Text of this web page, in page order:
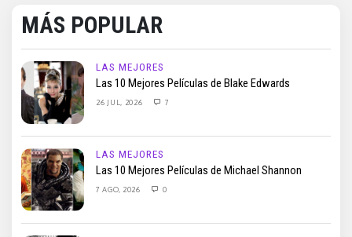
MÁS POPULAR
LAS MEJORES
Las 10 Mejores Películas de Blake Edwards
26 JUL, 2026 7
LAS MEJORES
Las 10 Mejores Películas de Michael Shannon
7 AGO, 2026 0